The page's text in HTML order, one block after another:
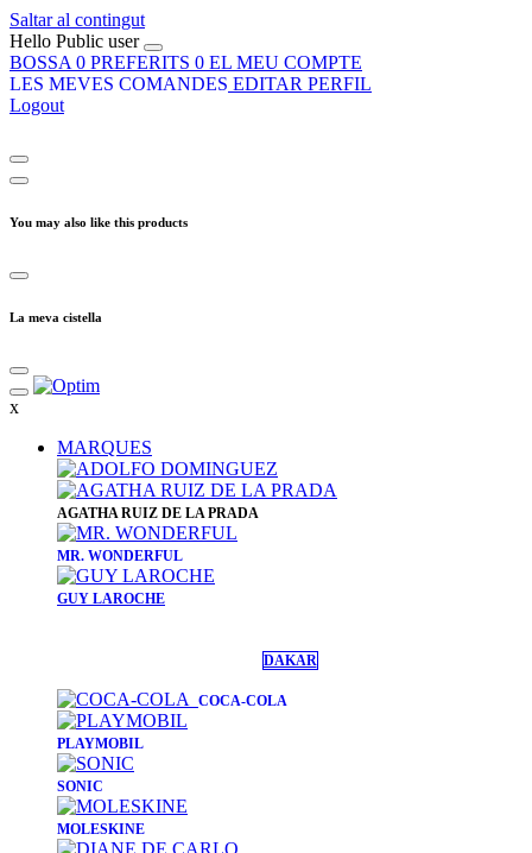
Saltar al contingut
Hello Public user
BOSSA 0 PREFERITS 0 EL MEU COMPTE
LES MEVES COMANDES EDITAR PERFIL
Logout
You may also like this products
La meva cistella
x
MARQUES
​AGATHA RUIZ DE LA PRADA
​MR. WONDERFUL
GUY LAROCHE
DAKAR
COCA-COLA
PLAYMOBIL
SONIC
MOLESKINE